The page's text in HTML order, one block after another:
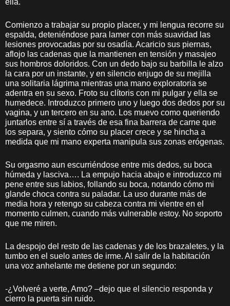
ella.
Comienzo a trabajar su propio placer, y mi lengua recorre su
espalda, deteniéndose para lamer con más suavidad las
lesiones provocadas por su osadía. Acaricio sus piernas,
aflojo las cadenas que la mantienen en tensión y masajeo
sus hombros doloridos. Con un dedo bajo su barbilla le alzo
la cara por un instante, y en silencio enjugo de su mejilla
una solitaria lágrima mientras una mano exploratoria se
adentra en su sexo. Froto su clítoris con mi pulgar y ella se
humedece. Introduzco primero uno y luego dos dedos por su
vagina, y un tercero en su ano. Los muevo como queriendo
juntarlos entre sí a través de esa fina barrera de carne que
los separa, y siento cómo su placer crece y se hincha a
medida que mi mano experta manipula sus zonas erógenas.
Su orgasmo aun escurriéndose entre mis dedos, su boca
húmeda y lasciva…. La empujo hacia abajo e introduzco mi
pene entre sus labios, follando su boca, notando cómo mi
glande choca contra su paladar. La uso durante más de
media hora y retengo su cabeza contra mi vientre en el
momento culmen, cuando más vulnerable estoy. No soporto
que me miren.
La despojo del resto de las cadenas y de los brazaletes, y la
tumbo en el suelo antes de irme. Al salir de la habitación
una voz anhelante me detiene por un segundo:
-¿Volveré a verte, Amo? –dejo que el silencio responda y
cierro la puerta sin ruido.